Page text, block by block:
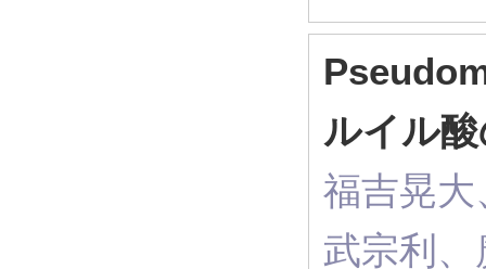
ルイル
福吉晃
武宗利